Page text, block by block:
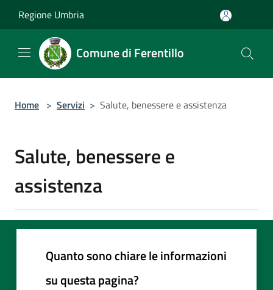
Regione Umbria
Comune di Ferentillo
Home > Servizi > Salute, benessere e assistenza
Salute, benessere e
assistenza
Quanto sono chiare le informazioni
su questa pagina?